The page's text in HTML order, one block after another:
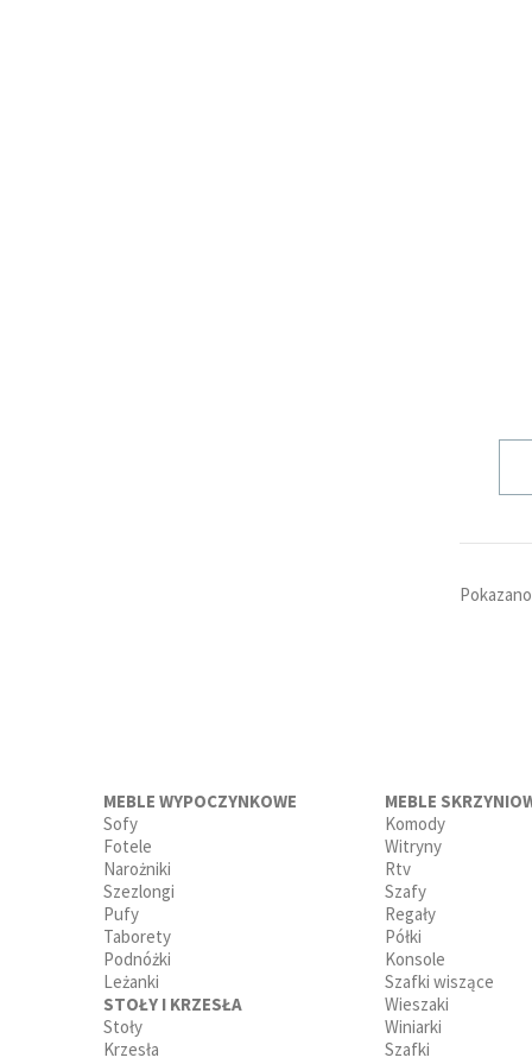
MEBLE WYPOCZYNKOWE
Sofy
Fotele
Narożniki
Szezlongi
Pufy
Taborety
Podnóżki
Leżanki
STOŁY I KRZESŁA
Stoły
Krzesła
MEBLE
Komody
Witryny
Rtv
Szafy
Regały
Półki
Konsole
Szafki wiszące
Wieszaki
Winiarki
Szafki